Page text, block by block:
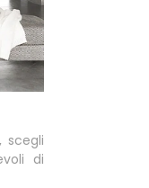
scegli
di